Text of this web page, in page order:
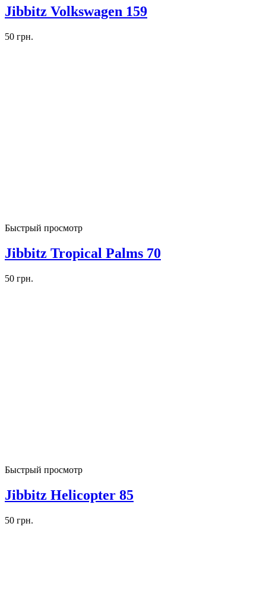
Jibbitz Volkswagen 159
50 грн.
Быстрый просмотр
Jibbitz Tropical Palms 70
50 грн.
Быстрый просмотр
Jibbitz Helicopter 85
50 грн.